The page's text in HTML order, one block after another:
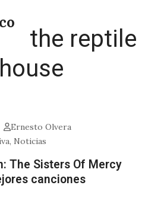
the reptile
house
Ernesto Olvera
, Noticias
The Sisters Of Mercy
canciones